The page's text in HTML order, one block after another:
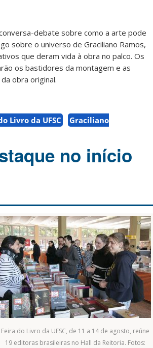
debate sobre como a arte pode
sobre o universo de Graciliano Ramos,
que deram vida à obra no palco. Os
os bastidores da montagem e as
obra original.
Livro da UFSC
Graciliano
no início
Feira do Livro da UFSC, de 11 a 14 de agosto, reúne
19 editoras brasileiras no Hall da Reitoria. Fotos: